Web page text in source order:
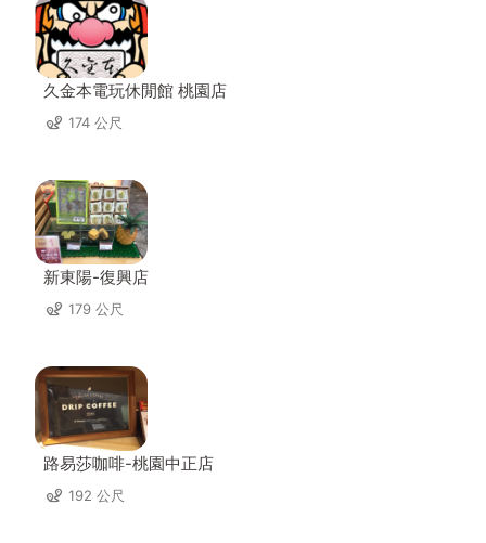
久金本電玩休閒館 桃園店
174 公尺
新東陽-復興店
179 公尺
路易莎咖啡-桃園中正店
192 公尺